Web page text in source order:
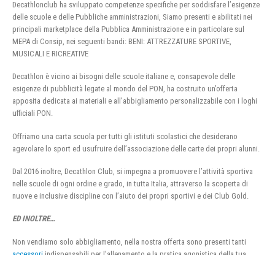
Decathlonclub ha sviluppato competenze specifiche per soddisfare l’esigenze
delle scuole e delle Pubbliche amministrazioni, Siamo presenti e abilitati nei
principali marketplace della Pubblica Amministrazione e in particolare sul
MEPA di Consip, nei seguenti bandi: BENI: ATTREZZATURE SPORTIVE,
MUSICALI E RICREATIVE
Decathlon è vicino ai bisogni delle scuole italiane e, consapevole delle
esigenze di pubblicità legate al mondo del PON, ha costruito un’offerta
apposita dedicata ai materiali e all’abbigliamento personalizzabile con i loghi
ufficiali PON.
Offriamo una carta scuola per tutti gli istituti scolastici che desiderano
agevolare lo sport ed usufruire dell’associazione delle carte dei propri alunni.
Dal 2016 inoltre, Decathlon Club, si impegna a promuovere l’attività sportiva
nelle scuole di ogni ordine e grado, in tutta Italia, attraverso la scoperta di
nuove e inclusive discipline con l’aiuto dei propri sportivi e dei Club Gold.
ED INOLTRE…
Non vendiamo solo abbigliamento, nella nostra offerta sono presenti tanti